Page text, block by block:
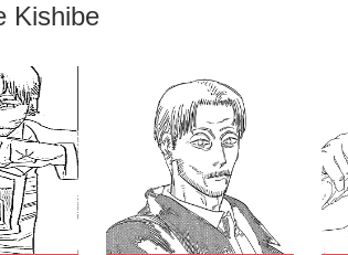
Kishibe